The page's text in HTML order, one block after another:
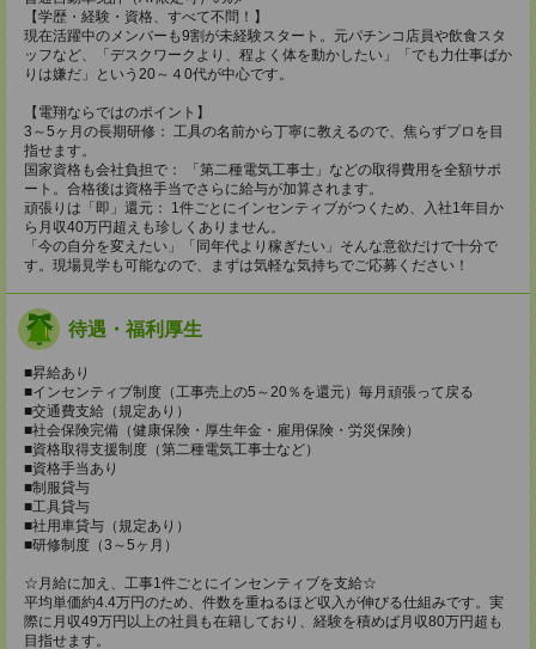
【学歴・経験・資格、すべて不問！】
現在活躍中のメンバーも9割が未経験スタート。元パチンコ店員や飲食スタ
ッフなど、「デスクワークより、程よく体を動かしたい」「でも力仕事ばか
りは嫌だ」という20～４0代が中心です。
【電翔ならではのポイント】
3～5ヶ月の長期研修： 工具の名前から丁寧に教えるので、焦らずプロを目
指せます。
国家資格も会社負担で： 「第二種電気工事士」などの取得費用を全額サポ
ート。合格後は資格手当でさらに給与が加算されます。
頑張りは「即」還元： 1件ごとにインセンティブがつくため、入社1年目か
ら月収40万円超えも珍しくありません。
「今の自分を変えたい」「同年代より稼ぎたい」そんな意欲だけで十分で
す。現場見学も可能なので、まずは気軽な気持ちでご応募ください！
待遇・福利厚生
■昇給あり
■インセンティブ制度（工事売上の5～20％を還元）毎月頑張って戻る
■交通費支給（規定あり）
■社会保険完備（健康保険・厚生年金・雇用保険・労災保険）
■資格取得支援制度（第二種電気工事士など）
■資格手当あり
■制服貸与
■工具貸与
■社用車貸与（規定あり）
■研修制度（3～5ヶ月）
☆月給に加え、工事1件ごとにインセンティブを支給☆
平均単価約4.4万円のため、件数を重ねるほど収入が伸びる仕組みです。実
際に月収49万円以上の社員も在籍しており、経験を積めば月収80万円超も
目指せます。